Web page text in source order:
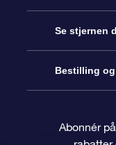
Kontakt oss
Bloggen
Online
OSR
Se stjernen
Star Register
Bestilling
Abonnér